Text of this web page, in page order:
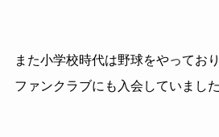
また小学校時代は野球をやってお
ファンクラブにも入会していました